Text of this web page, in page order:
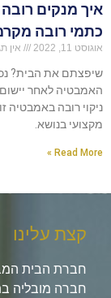
איך מנקים
כתמי רובה
אוגוסט 11, 2022 אין
שיפצתם את הבית?
האמבטיה לאחר
ניקוי רובה באמבטיה
מקצועי בנושא.
Read More »
קצת עלינו
חברת הבית
חברה מובליה